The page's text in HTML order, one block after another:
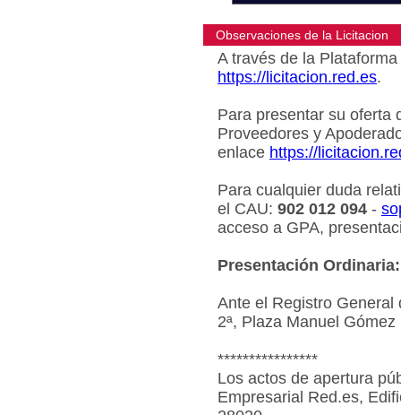
Observaciones de la Licitacion
A través de la
https://licitacion.red.es.
Para presentar su oferta
Proveedores y
enlace https://
Para cualquier duda
el CAU: 902 012 094 -
acceso a GPA,
Presentación Ordinaria:
Ante el Registro General
2ª, Plaza Manuel
****************
Los actos de apertura
Empresarial Red.es,